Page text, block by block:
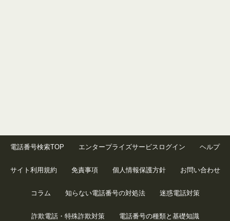
電話番号検索TOP エンタープライズサービスログイン ヘルプ
サイト利用規約 免責事項 個人情報保護方針 お問い合わせ
コラム 知らない電話番号の対処法 迷惑電話対策
詐欺電話・特殊詐欺対策 電話番号の種類と基礎知識